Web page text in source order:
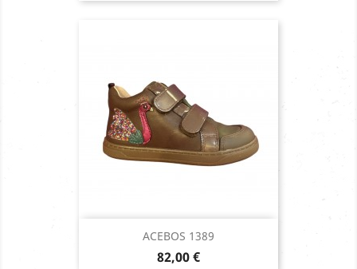
ACEBOS 1389
Prix
82,00 €